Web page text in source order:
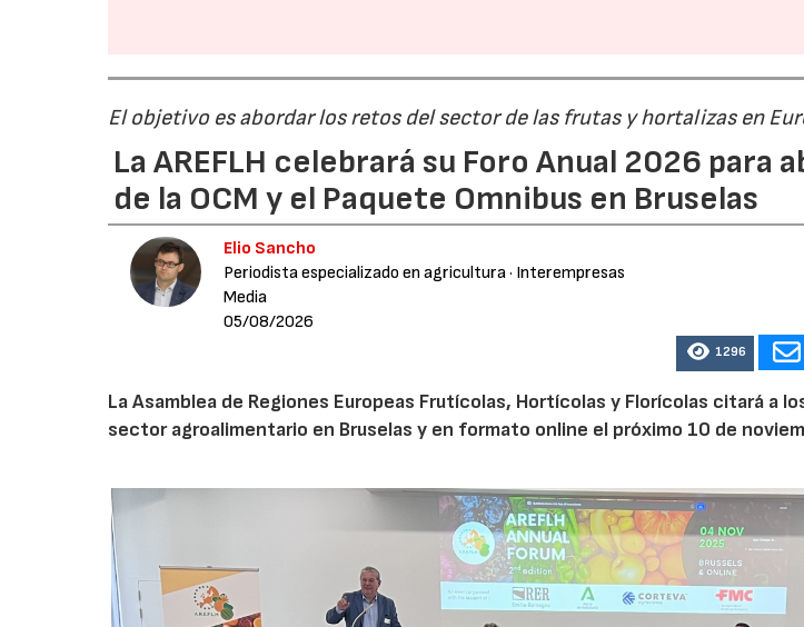
El objetivo es abordar los retos del sector de las frutas y hortalizas en
La AREFLH celebrará su Foro Anual 2026 para
de la OCM y el Paquete Omnibus en Bruselas
Elio Sancho
Periodista especializado en agricultura· Interempresas
Media
05/08/2026
1296
La Asamblea de Regiones Europeas Frutícolas, Hortícolas y Florícolas citará a
sector agroalimentario en Bruselas y en formato online el próximo 10 de